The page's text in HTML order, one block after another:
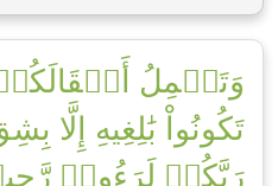
وَتَحۡمِلُ
تَكُونُواْ بَٰلِغِيهِ
رَبَّكُمۡ لَرَءُوفٞ